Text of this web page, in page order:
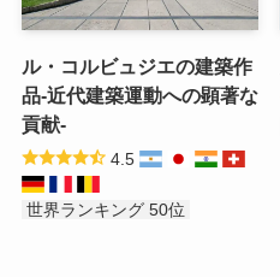
ル・コルビュジエの建築作
品-近代建築運動への顕著な
貢献-
4.5
世界ランキング 50位